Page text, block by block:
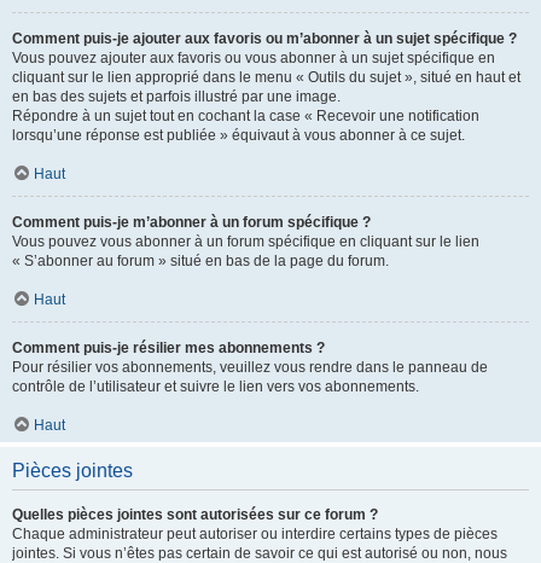
Comment puis-je ajouter aux favoris ou m’abonner à un sujet spécifique ?
Vous pouvez ajouter aux favoris ou vous abonner à un sujet spécifique en
cliquant sur le lien approprié dans le menu « Outils du sujet », situé en haut et
en bas des sujets et parfois illustré par une image.
Répondre à un sujet tout en cochant la case « Recevoir une notification
lorsqu’une réponse est publiée » équivaut à vous abonner à ce sujet.
Haut
Comment puis-je m’abonner à un forum spécifique ?
Vous pouvez vous abonner à un forum spécifique en cliquant sur le lien
« S’abonner au forum » situé en bas de la page du forum.
Haut
Comment puis-je résilier mes abonnements ?
Pour résilier vos abonnements, veuillez vous rendre dans le panneau de
contrôle de l’utilisateur et suivre le lien vers vos abonnements.
Haut
Pièces jointes
Quelles pièces jointes sont autorisées sur ce forum ?
Chaque administrateur peut autoriser ou interdire certains types de pièces
jointes. Si vous n’êtes pas certain de savoir ce qui est autorisé ou non, nous